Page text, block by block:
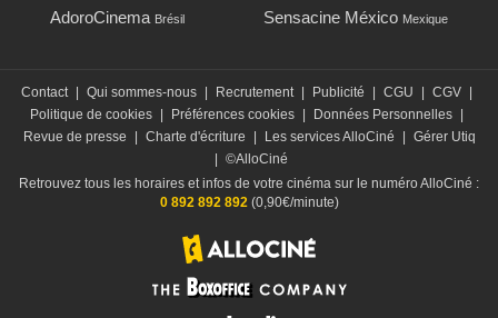
AdoroCinema Brésil Sensacine México Mexique
Contact Qui sommes-nous Recrutement Publicité CGU CGV
Politique de cookies
Préférences cookies Données Personnelles
Revue de presse
Charte d'écriture Les services AlloCiné
Gérer Utiq
©AlloCiné
Retrouvez tous les horaires et infos de votre cinéma sur le numéro AlloCiné :
0 892 892 892(0,90€/minute)